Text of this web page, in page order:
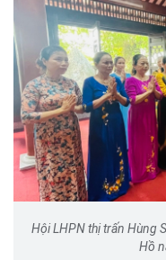
Hội LHPN thị trấn Hùng
Hồ